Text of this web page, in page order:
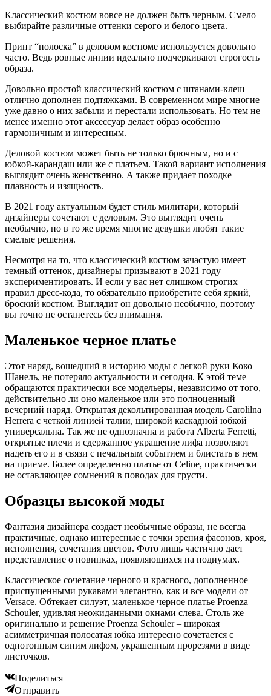
Классический костюм вовсе не должен быть черным. Смело
выбирайте различные оттенки серого и белого цвета.
Принт “полоска” в деловом костюме используется довольно
часто. Ведь ровные линии идеально подчеркивают строгость
образа.
Довольно простой классический костюм с штанами-клеш
отлично дополнен подтяжками. В современном мире многие
уже давно о них забыли и перестали использовать. Но тем не
менее именно этот аксессуар делает образ особенно
гармоничным и интересным.
Деловой костюм может быть не только брючным, но и с
юбкой-карандаш или же с платьем. Такой вариант исполнения
выглядит очень женственно. А также придает походке
плавность и изящность.
В 2021 году актуальным будет стиль милитари, который
дизайнеры сочетают с деловым. Это выглядит очень
необычно, но в то же время многие девушки любят такие
смелые решения.
Несмотря на то, что классический костюм зачастую имеет
темный оттенок, дизайнеры призывают в 2021 году
экспериментировать. И если у вас нет слишком строгих
правил дресс-кода, то обязательно приобретите себя яркий,
броский костюм. Выглядит он довольно необычно, поэтому
вы точно не останетесь без внимания.
Маленькое черное платье
Этот наряд, вошедший в историю моды с легкой руки Коко
Шанель, не потеряло актуальности и сегодня. К этой теме
обращаются практически все модельеры, независимо от того,
действительно ли оно маленькое или это полноценный
вечерний наряд. Открытая декольтированная модель Carolilna
Herrera c четкой линией талии, широкой каскадной юбкой
универсальна. Так же не однозначна и работа Alberta Ferretti,
открытые плечи и сдержанное украшение лифа позволяют
надеть его и в связи с печальным событием и блистать в нем
на приеме. Более определенно платье от Celine, практически
не оставляющее сомнений в поводах для грусти.
Образцы высокой моды
Фантазия дизайнера создает необычные образы, не всегда
практичные, однако интересные с точки зрения фасонов, кроя,
исполнения, сочетания цветов. Фото лишь частично дает
представление о новинках, появляющихся на подиумах.
Классическое сочетание черного и красного, дополненное
приспущенными рукавами элегантно, как и все модели от
Versace. Обтекает силуэт, маленькое черное платье Proenza
Schouler, удивляя неожиданными окнами слева. Столь же
оригинально и решение Proenza Schouler – широкая
асимметричная полосатая юбка интересно сочетается с
однотонным синим лифом, украшенным прорезями в виде
листочков.
Поделиться
Отправить